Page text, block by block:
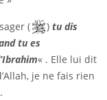
( ) tu dis
tu es
« . Elle lui dit
je ne fais rien